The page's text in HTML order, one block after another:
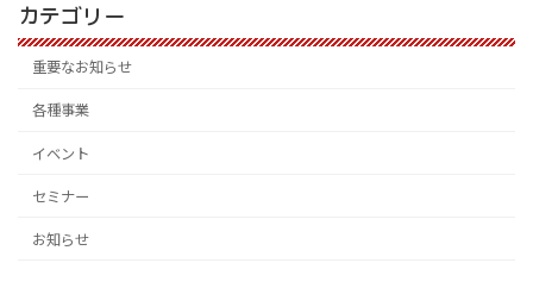
カテゴリー
重要なお知らせ
各種事業
イベント
セミナー
お知らせ